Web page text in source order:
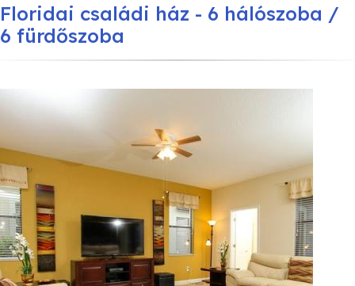
Floridai családi ház - 6 hálószoba /
6 fürdőszoba